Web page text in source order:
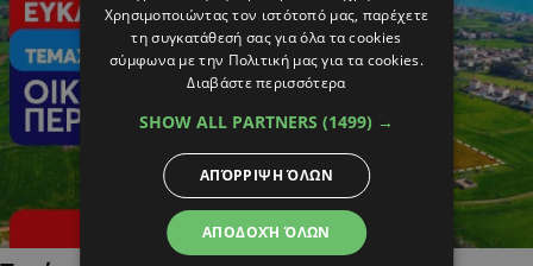
Χρησιμοποιώντας τον ιστότοπό μας, παρέχετε
τη συγκατάθεσή σας για όλα τα cookies
σύμφωνα με την Πολιτική μας για τα cookies.
Διαβάστε περισσότερα
SHOW ALL PARTNERS (1499) →
ΑΠΟΔΟΧΉ ΌΛΩΝ
ΑΠΌΡΡΙΨΗ ΌΛΩΝ